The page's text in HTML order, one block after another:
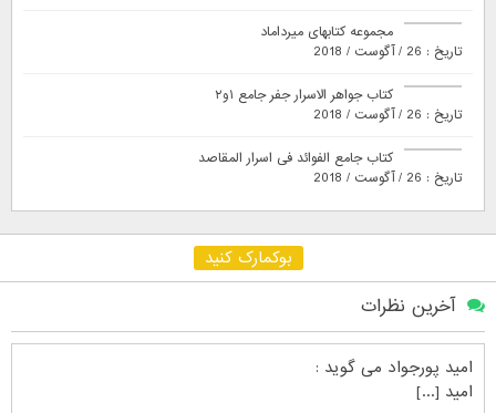
مجموعه کتابهای میرداماد
تاریخ : 26 / آگوست / 2018
کتاب جواهر الاسرار جفر جامع ۱و۲
تاریخ : 26 / آگوست / 2018
کتاب جامع الفوائد فی اسرار المقاصد
تاریخ : 26 / آگوست / 2018
بوکمارک کنید
آخرین نظرات
امید پورجواد می گوید :
امید [...]